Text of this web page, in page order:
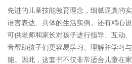
先进的儿童技能教育理念，细腻逼真的
语言表达、具体的生活实例。还有精心
可供老师和家长对孩子进行指导、互动
音帮助孩子们更容易学习、理解并学习
能。因此，这套书不仅非常适合儿童在